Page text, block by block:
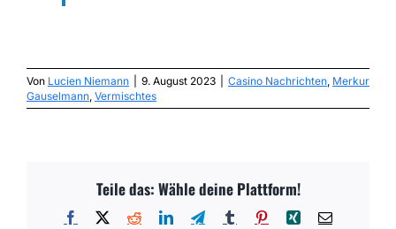
Von Lucien Niemann 9. August 2023 Casino Nachrichten, Merkur
Gauselmann, Vermischtes
Teile das: Wähle deine Plattform!
Facebook RedditLinkedInTelegramTumblr PinterestXing E-